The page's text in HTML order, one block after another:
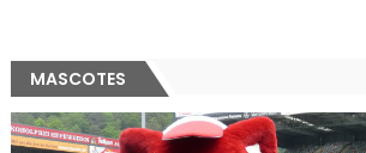
MASCOTES